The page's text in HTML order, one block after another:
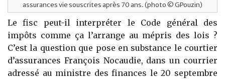
assurances vie souscrites après 70 ans. (photo © GPouzin)
Le fisc peut-il interpréter le Code général des
impôts comme ça l’arrange au mépris des lois ?
C’est la question que pose en substance le courtier
d’assurances François Nocaudie, dans un courrier
adressé au ministre des finances le 20 septembre